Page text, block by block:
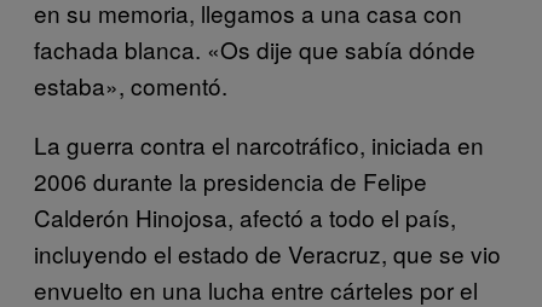
en su memoria, llegamos a una casa con
fachada blanca. «Os dije que sabía dónde
estaba», comentó.
La guerra contra el narcotráfico, iniciada en
2006 durante la presidencia de Felipe
Calderón Hinojosa, afectó a todo el país,
incluyendo el estado de Veracruz, que se vio
envuelto en una lucha entre cárteles por el